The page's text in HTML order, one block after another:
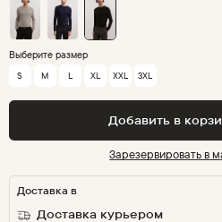
Выберите размер
S
M L XL XXL 3XL
Добавить в
Зарезервировать в
Доставка в
Доставка курьером